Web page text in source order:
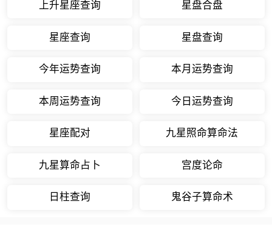
上升星座查询 星盘合盘
星座查询 星盘查询
今年运势查询 本月运势查询
本周运势查询 今日运势查询
星座配对 九星照命算命法
九星算命占卜 宫度论命
日柱查询 鬼谷子算命术